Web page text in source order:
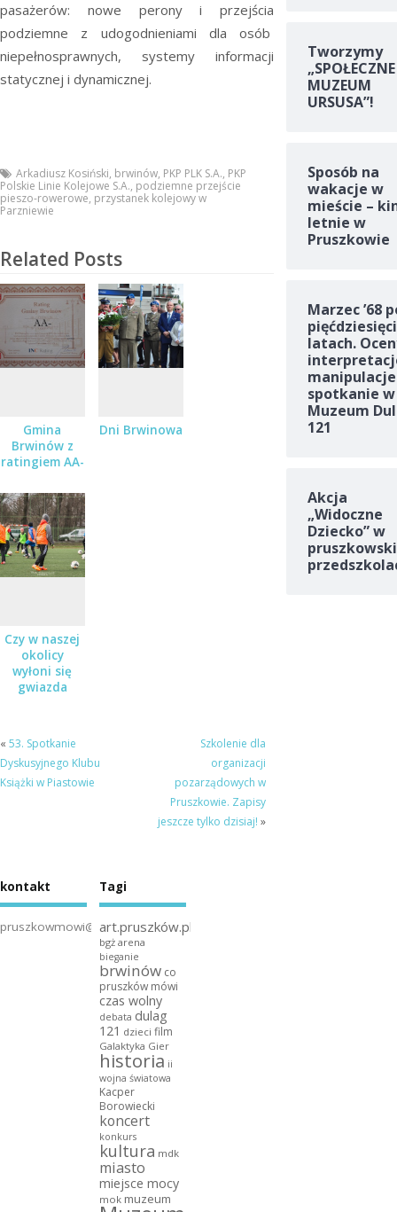
pasażerów: nowe perony i przejścia
podziemne z udogodnieniami dla osób
niepełnosprawnych, systemy informacji
statycznej i dynamicznej.
Arkadiusz Kosiński, brwinów, PKP PLK S.A., PKP
Polskie Linie Kolejowe S.A., podziemne przejście
pieszo-rowerowe, przystanek kolejowy w
Parzniewie
Related Posts
Gmina
Brwinów z
ratingiem AA-
Dni Brwinowa
Czy w naszej
okolicy
wyłoni się
gwiazda
« 53. Spotkanie
Dyskusyjnego Klubu
Książki w Piastowie
Szkolenie dla
organizacji
pozarządowych w
Pruszkowie. Zapisy
jeszcze tylko dzisiaj! »
Tworzymy
„SPOŁECZNE
MUZEUM
URSUSA”!
Sposób na
wakacje w
mieście –
letnie w
Pruszkowie
Marzec ’68
latach.
spotkanie w
Muzeum
121
Akcja
„Widoczne
Dziecko” w
kontakt
pruszkowmowi@gmail.com
Tagi
art.pruszków.pl
bgż arena
bieganie
brwinów co
pruszków mówi
czas wolny
debata dulag
121 dzieci film
Galaktyka Gier
historia ii
wojna światowa
Kacper
Borowiecki
koncert
konkurs
kultura mdk
miasto
miejsce mocy
mok muzeum